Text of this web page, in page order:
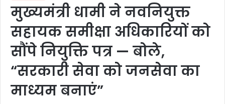
मुख्यमंत्री धामी ने नवनियुक्त
सहायक समीक्षा अधिकारियों को
सौंपे नियुक्ति पत्र — बोले,
“सरकारी सेवा को जनसेवा का
माध्यम बनाएं”